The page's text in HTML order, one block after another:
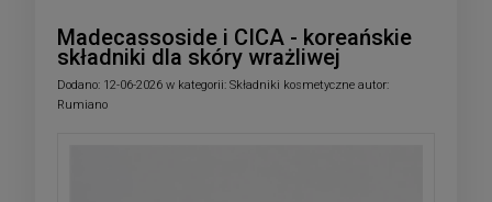
Madecassoside i CICA - koreańskie
składniki dla skóry wrażliwej
Dodano: 12-06-2026 w kategorii: Składniki kosmetyczne autor:
Rumiano